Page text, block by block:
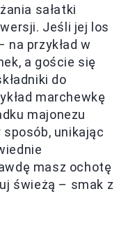
sałatki
Jeśli jej los
na przykład w
a goście się
do
marchewkę
majonezu
unikając
masz ochotę
świeżą – smak z